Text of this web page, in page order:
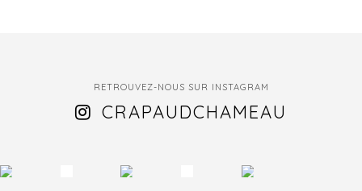
RETROUVEZ-NOUS SUR INSTAGRAM
CRAPAUDCHAMEAU